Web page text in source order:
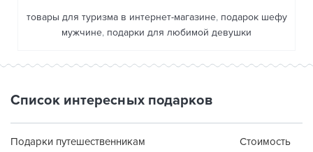
товары для туризма в интернет-магазине, подарок шефу
мужчине, подарки для любимой девушки
Список интересных подарков
Подарки путешественникам Стоимость